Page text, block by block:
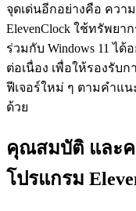
จุดเด่นอีกอย่างคือ ควา
ElevenClock ใช้ทรัพย
ร่วมกับ Windows 11 ไ
ต่อเนื่อง เพื่อให้รองรับก
ฟีเจอร์ใหม่ ๆ ตามคำแ
ด้วย
คุณสมบัติ และค
โปรแกรม